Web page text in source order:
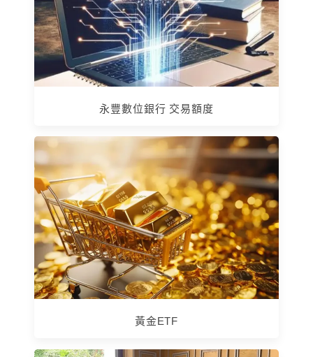
永豐數位銀行 交易額度
黃金ETF